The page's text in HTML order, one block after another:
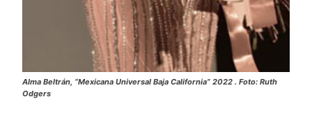
Alma Beltrán, “Mexicana Universal Baja California” 2022 . Foto: Ruth
Odgers